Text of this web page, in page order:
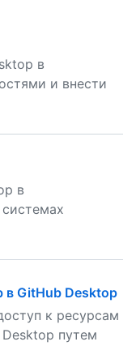
в
и внести
в
в GitHub Desktop
к ресурсам
путем